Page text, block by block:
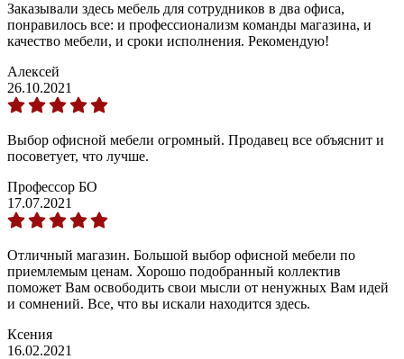
Заказывали здесь мебель для сотрудников в два офиса,
понравилось все: и профессионализм команды магазина, и
качество мебели, и сроки исполнения. Рекомендую!
Алексей
26.10.2021
Выбор офисной мебели огромный. Продавец все объяснит и
посоветует, что лучше.
Профессор БО
17.07.2021
Отличный магазин. Большой выбор офисной мебели по
приемлемым ценам. Хорошо подобранный коллектив
поможет Вам освободить свои мысли от ненужных Вам идей
и сомнений. Все, что вы искали находится здесь.
Ксения
16.02.2021